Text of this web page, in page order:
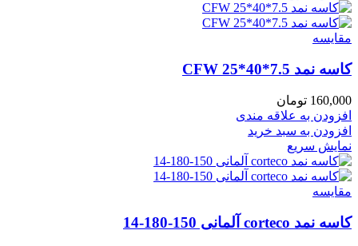
مقايسه
کاسه نمد CFW 25*40*7.5
160,000 تومان
افزودن به علاقه مندی
افزودن به سبد خرید
نمایش سریع
مقايسه
کاسه نمد corteco آلمانی 150-180-14